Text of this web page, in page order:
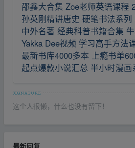
邵鑫大合集 Zoe老师英语课程
孙英刚精讲唐史 硬笔书法系
中外名著 经典科普书籍合集
Yakka Dee视频 学习高手方法
最新书库4000多本 上瘾书单
起点爆款小说汇总 半小时漫画
这个人很懒，什么也没有留下！
最新回复